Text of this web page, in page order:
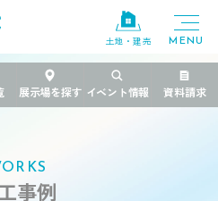
土地・建売
TOP> >40代で建てた家
事例
×